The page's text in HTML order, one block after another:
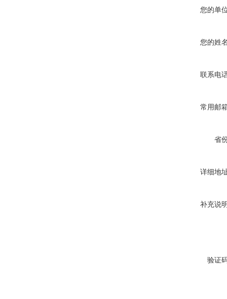
您的单
您的姓
联系电
常用邮
省
详细地
补充说
验证